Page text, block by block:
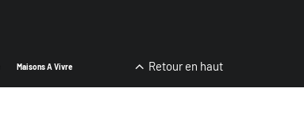
Maisons A Vivre Retour en haut